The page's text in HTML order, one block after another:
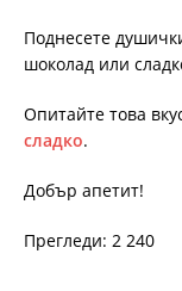
Поднесете
шоколад или
Опитайте това
сладко.
Добър апетит!
Прегледи: 2 240